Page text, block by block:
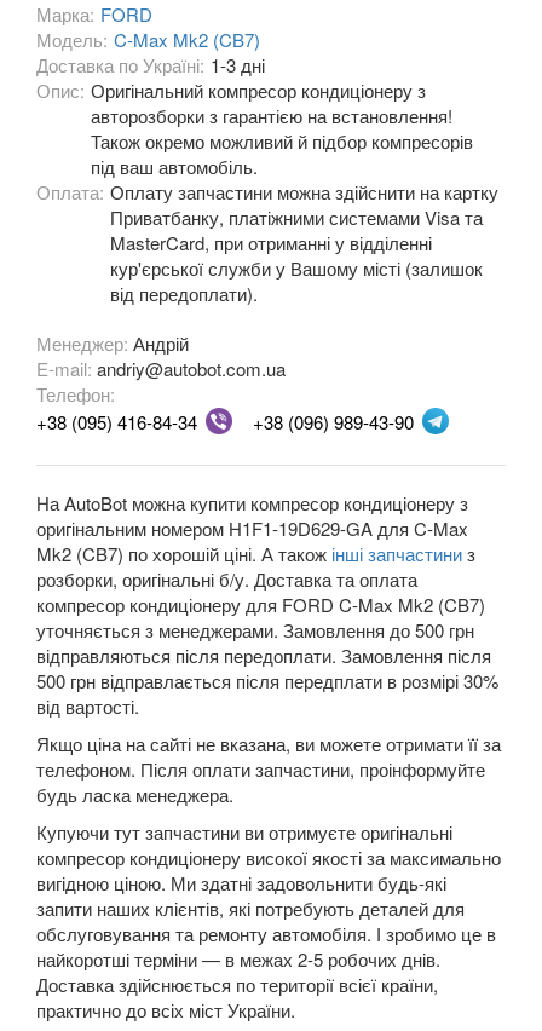
Transit VI (V347/V348)
Transit VII
Transit Connect Mk1 (V227, TC7, PU2)
Transit Connect Mk2
Transit Courier Mk1
Transit Custom Mk1
HONDA
HYUNDAI
JAGUAR
KIA
LANCIA
LAND ROVER keyboard_arrow_down
LEXUS keyboard_arrow_down
MG keyboard_arrow_down
MASERATI
MAZDA
MERCEDES-BENZ
MINI keyboard_arrow_down
MITSUBISHI
Марка: FORD
Модель: C-Max Mk2 (CB7)
Доставка по Україні: 1-3 дні
Опис: Оригінальний компресор кондиціонеру з
авторозборки з гарантією на встановлення!
Також окремо можливий й підбор компресорів
під ваш автомобіль.
Оплата: Оплату запчастини можна здійснити на картку
Приватбанку, платіжними системами Visa та
MasterCard, при отриманні у відділенні
кур'єрської служби у Вашому місті (залишок
від передоплати).
Менеджер: Андрій
E-mail: andriy@autobot.com.ua
Телефон:
+38 (095) 416-84-34
+38 (096) 989-43-90
На AutoBot можна купити компресор кондиціонеру з
оригінальним номером H1F1-19D629-GA для C-Max
Mk2 (CB7) по хорошій ціні. А також інші запчастиниз
розборки, оригінальні б/у. Доставка та оплата
компресор кондиціонеру для FORD C-Max Mk2 (CB7)
уточняється з менеджерами. Замовлення до 500 грн
відправляються після передоплати. Замовлення після
500 грн відправлається після передплати в розмірі 30%
від вартості.
Якщо ціна на сайті не вказана, ви можете отримати її за
телефоном. Після оплати запчастини, проінформуйте
будь ласка менеджера.
Купуючи тут запчастини ви отримуєте оригінальні
компресор кондиціонеру високої якості за максимально
вигідною ціною. Ми здатні задовольнити будь-які
запити наших клієнтів, які потребують деталей для
обслуговування та ремонту автомобіля. І зробимо це в
найкоротші терміни — в межах 2-5 робочих днів.
Доставка здійснюється по території всієї країни,
практично до всіх міст України.